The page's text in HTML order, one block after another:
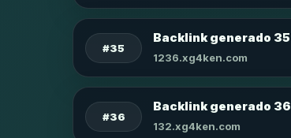
#35
Backlink generado 35
1236.xg4ken.com
#36
Backlink generado 36
132.xg4ken.com